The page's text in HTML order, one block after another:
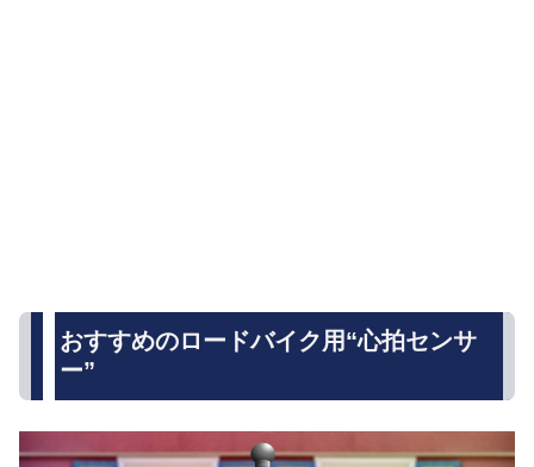
おすすめのロードバイク用“心拍センサ
ー”